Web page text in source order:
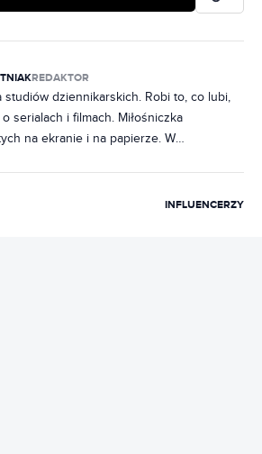
REDAKTOR
studiów dziennikarskich. Robi to, co lubi,
serialach i filmach. Miłośniczka
na ekranie i na papierze. W
w słowach. Zakochana w Norwegii, dobrej,
INFLUENCERZY